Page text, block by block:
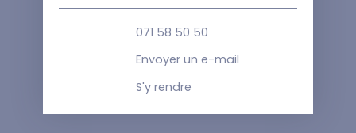
071 58 50 50
Envoyer un e-mail
S'y rendre